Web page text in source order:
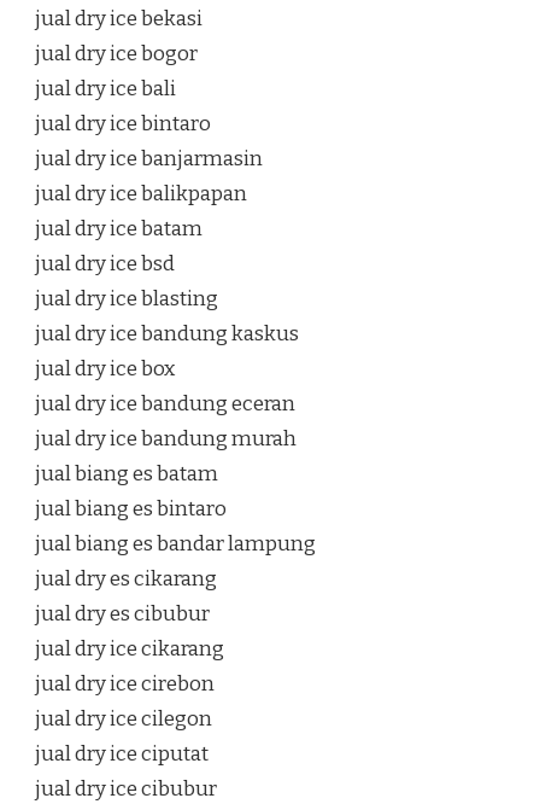
jual dry ice bekasi
jual dry ice bogor
jual dry ice bali
jual dry ice bintaro
jual dry ice banjarmasin
jual dry ice balikpapan
jual dry ice batam
jual dry ice bsd
jual dry ice blasting
jual dry ice bandung kaskus
jual dry ice box
jual dry ice bandung eceran
jual dry ice bandung murah
jual biang es batam
jual biang es bintaro
jual biang es bandar lampung
jual dry es cikarang
jual dry es cibubur
jual dry ice cikarang
jual dry ice cirebon
jual dry ice cilegon
jual dry ice ciputat
jual dry ice cibubur